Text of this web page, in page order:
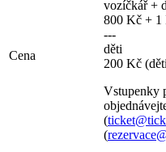
Cena
vozíčkář +
800 Kč + 1
---
děti
200 Kč
Vstupenky
(
(